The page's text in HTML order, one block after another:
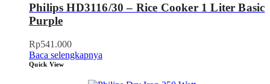
Philips HD3116/30 – Rice Cooker 1 Liter Basic
Purple
Rp541.000
Baca selengkapnya
Quick View